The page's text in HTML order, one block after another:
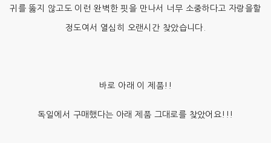
귀를 뚫지 않고도 이런 완벽한 핏을 만나서 너무 소중하다고 자랑을할
정도여서 열심히 오랜시간 찾았습니다.
바로 아래 이 제품!!
독일에서 구매했다는 아래 제품 그대로를 찾았어요!!!